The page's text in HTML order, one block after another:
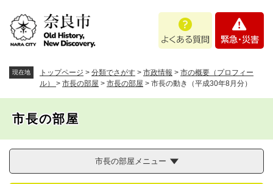
あ
問
・
現在地 トップページ > 分類でさがす > 市政情報 > 市の概要（プロフィー
ル） > 市長の部屋 > 市長の部屋 > 市長の動き（平成30年8月分）
市長の部屋
市長の部屋メニュー